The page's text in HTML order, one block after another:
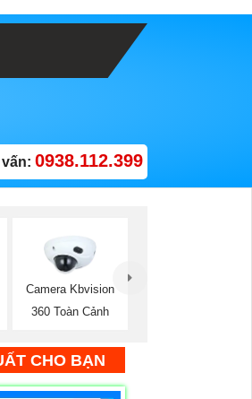
0938.112.399
Camera Kbvision
360 Toàn Cảnh
CHO BẠN